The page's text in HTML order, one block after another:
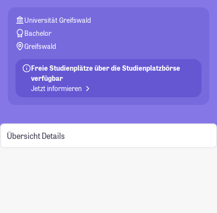
Universität Greifswald
Bachelor
Greifswald
Freie Studienplätze über die Studienplatzbörse
verfügbar
Jetzt informieren
Übersicht Details